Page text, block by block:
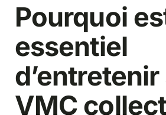
Pourquoi
essentiel
d’entretenir
VMC